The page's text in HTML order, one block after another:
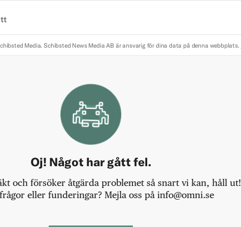
Media. Schibsted News Media AB är ansvarig för dina data på denna webbplats.
Oj! Något har gått fel.
och försöker åtgärda problemet så snart vi kan, håll ut!
eller funderingar? Mejla oss på info@omni.se